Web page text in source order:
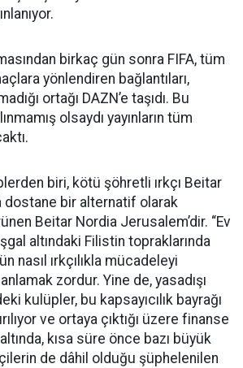
birkaç gün sonra FIFA, tüm
yönlendiren bağlantıları,
ortağı DAZN’e taşıdı. Bu
olsaydı yayınların tüm
biri, kötü şöhretli ırkçı Beitar
dostane bir alternatif olarak
Beitar Nordia Jerusalem’dir. “Ev
altındaki Filistin topraklarında
nasıl ırkçılıkla mücadeleyi
zordur. Yine de, yasadışı
kulüpler, bu kapsayıcılık bayrağı
ve ortaya çıktığı üzere finanse
kısa süre önce bazı büyük
de dâhil olduğu şüphelenilen